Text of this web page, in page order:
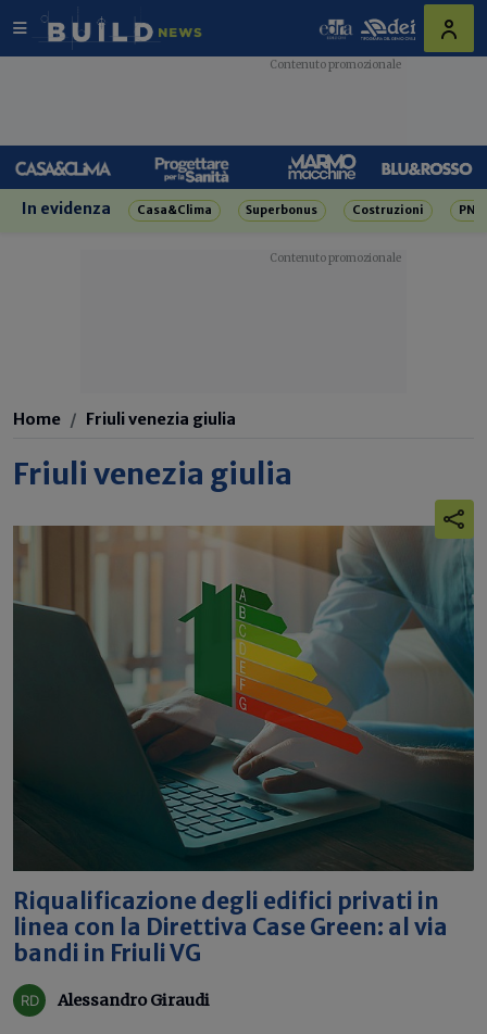
In evidenza Casa&Clima Superbonus Costruzioni
Home Friuli venezia giulia
Friuli venezia giulia
Riqualificazione degli edifici privati in
linea con la Direttiva Case Green: al via
bandi in Friuli VG
Alessandro Giraudi